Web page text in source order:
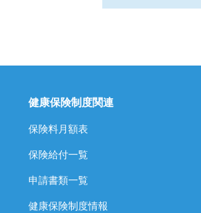
健康保険制度関連
保険料月額表
保険給付一覧
申請書類一覧
健康保険制度情報